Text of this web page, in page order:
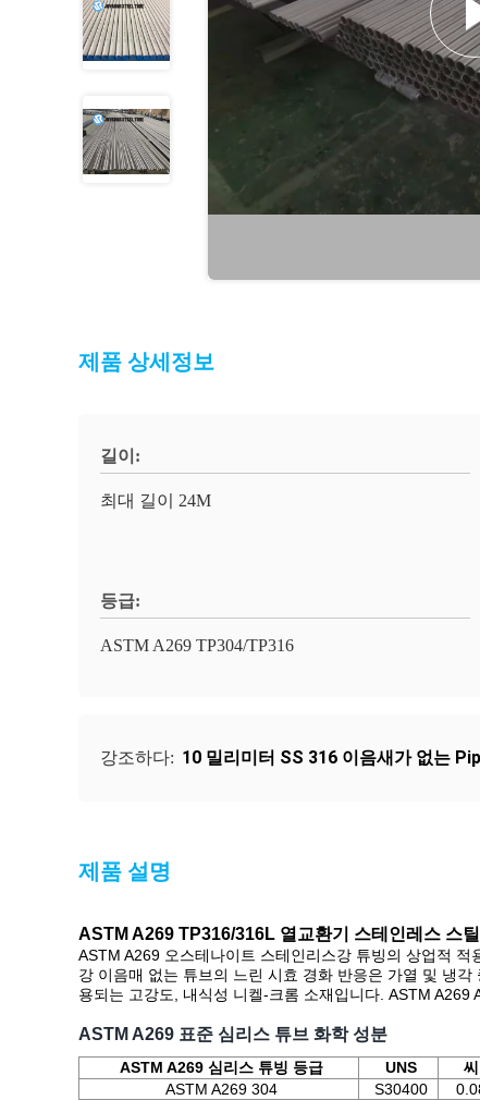
제품 상세정보
길이:
최대 길이 24M
등급:
ASTM A269 TP304/TP316
강조하다: 10 밀리미터 SS 316 이음새가 없는
제품 설명
ASTM A269 TP316/316L 열교환기 스테인레스 스
ASTM A269 오스테나이트 스테인리스강 튜빙의 상업적
강 이음매 없는 튜브의 느린 시효 경화 반응은 가열 및 냉
용되는 고강도, 내식성 니켈-크롬 소재입니다. ASTM A269
ASTM A269 표준 심리스 튜브 화학 성분
ASTM A269 심리스 튜빙 등급 UNS 씨
ASTM A269 304
S30400